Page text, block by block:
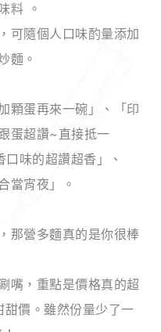
料 。
可隨個人口味酌量添加
麵。
顆蛋再來一碗」、「印
蛋超讚~直接抵一
味的超讚超香」、
當宵夜」。
那營多麵真的是你很棒
嘴，重點是價格真的超
價。雖然份量少了一